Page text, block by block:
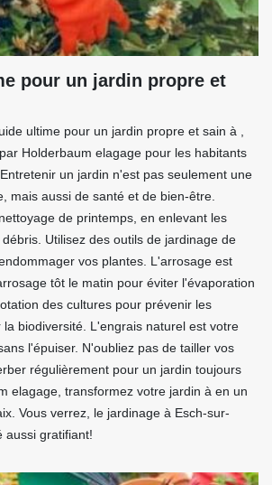
pour un jardin propre et
ultime pour un jardin propre et sain à ,
Holderbaum elagage pour les habitants
un jardin n'est pas seulement une
mais aussi de santé et de bien-être.
de printemps, en enlevant les
Utilisez des outils de jardinage de
vos plantes. L'arrosage est
tôt le matin pour éviter l'évaporation
des cultures pour prévenir les
la biodiversité. L'engrais naturel est votre
l'épuiser. N'oubliez pas de tailler vos
régulièrement pour un jardin toujours
elagage, transformez votre jardin à en un
Vous verrez, le jardinage à Esch-sur-
aussi gratifiant!